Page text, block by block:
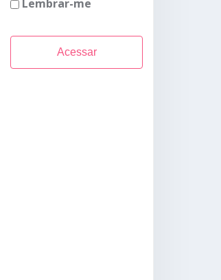
Lembrar-me